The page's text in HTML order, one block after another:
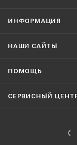
ИНФОРМАЦИЯ
НАШИ CАЙТЫ
ПОМОЩЬ
СЕРВИСНЫЙ